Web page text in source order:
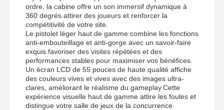
ordre, la cabine offre un son immersif dynamique à
360 degrés.attirer des joueurs et renforcer la
compétitivité de votre site.
Le pistolet léger haut de gamme combine les fonctions
anti-embouteillage et anti-gorge avec un savoir-faire
exquis.favoriser des visites répétées et des
performances stables pour maximiser vos bénéfices.
Un écran LCD de 55 pouces de haute qualité affiche
des couleurs vives et vives avec des images ultra-
clares, améliorant le réalisme du gameplay.Cette
expérience visuelle haut de gamme attire les foules et
distingue votre salle de jeux de la concurrence.